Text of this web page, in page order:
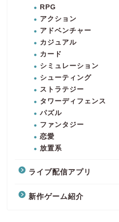
RPG
アクション
アドベンチャー
カジュアル
カード
シミュレーション
シューティング
ストラテジー
タワーディフェンス
パズル
ファンタジー
恋愛
放置系
ライブ配信アプリ
新作ゲーム紹介